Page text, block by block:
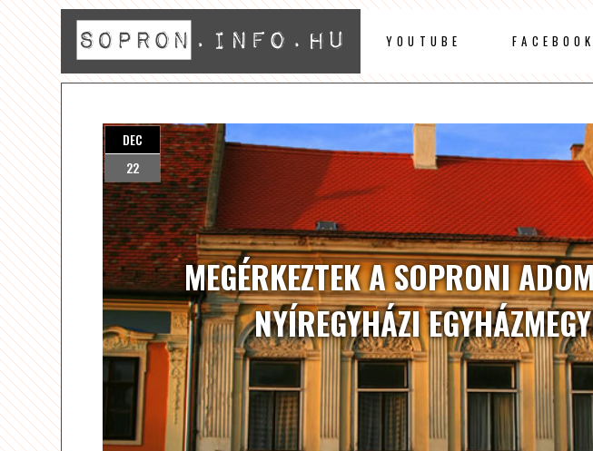
YOUTUBE FACEBOOK
MEGÉRKEZTEK A SOPRONI
NYÍREGYHÁZI
DEC
22